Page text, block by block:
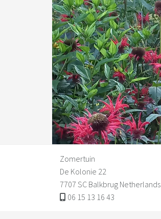
Zomertuin
De Kolonie 22
7707 SC Balkbrug Netherlands
06 15 13 16 43